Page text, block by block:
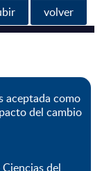
volver
aceptada como
del cambio
Ciencias del